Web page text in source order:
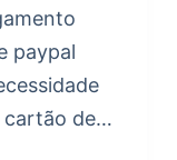
paypal
cartão de…